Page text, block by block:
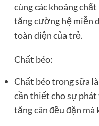
cùng các khoáng
tăng cường hệ miễn
toàn diện của trẻ.
Chất béo:
Chất béo trong sữa
cần thiết cho sự phát
tăng cân đều đặn mà